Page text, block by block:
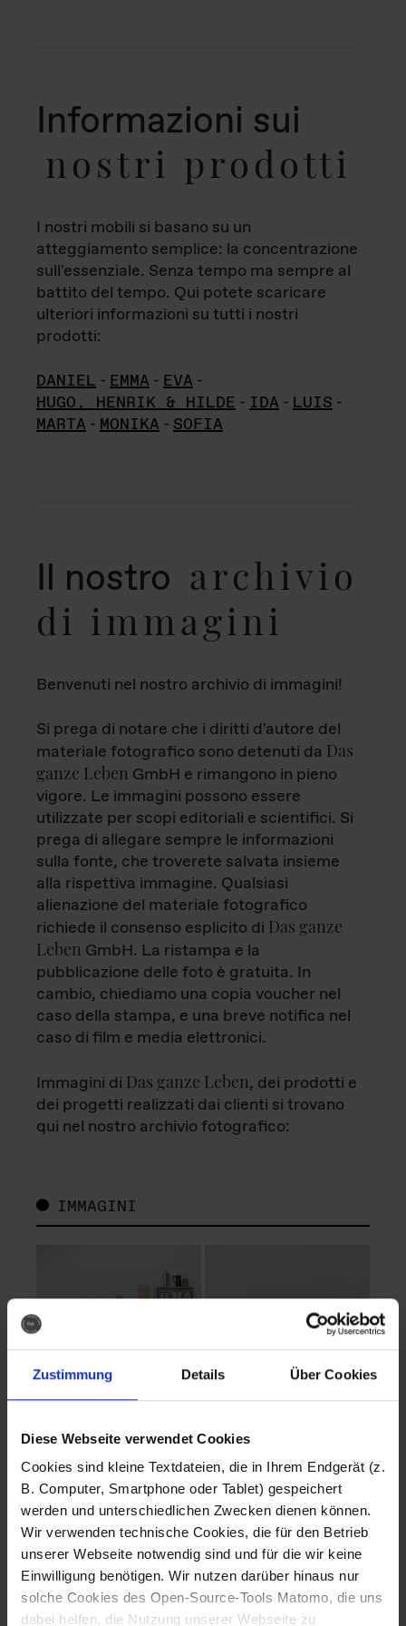
Zustimmung Details Über Cookies
Diese Webseite verwendet Cookies
Cookies sind kleine Textdateien, die in Ihrem Endgerät (z.
B. Computer, Smartphone oder Tablet) gespeichert
werden und unterschiedlichen Zwecken dienen können.
Wir verwenden technische Cookies, die für den Betrieb
unserer Webseite notwendig sind und für die wir keine
Einwilligung benötigen. Wir nutzen darüber hinaus nur
solche Cookies des Open-Source-Tools Matomo, die uns
dabei helfen, die Nutzung unserer Webseite zu
Informazioni sui
nostri prodotti
I nostri mobili si basano su un
atteggiamento semplice: la concentrazione
sull'essenziale. Senza tempo ma sempre al
battito del tempo. Qui potete scaricare
ulteriori informazioni su tutti i nostri
prodotti:
DANIEL - EMMA - EVA -
HUGO, HENRIK & HILDE - IDA - LUIS -
MARTA - MONIKA - SOFIA
Il nostro archivio
di immagini
Benvenuti nel nostro archivio di immagini!
Si prega di notare che i diritti d'autore del
materiale fotografico sono detenuti da Das
ganze Leben GmbH e rimangono in pieno
vigore. Le immagini possono essere
utilizzate per scopi editoriali e scientifici. Si
prega di allegare sempre le informazioni
sulla fonte, che troverete salvata insieme
alla rispettiva immagine. Qualsiasi
alienazione del materiale fotografico
richiede il consenso esplicito di Das ganze
Leben GmbH. La ristampa e la
pubblicazione delle foto è gratuita. In
cambio, chiediamo una copia voucher nel
caso della stampa, e una breve notifica nel
caso di film e media elettronici.
Immagini di Das ganze Leben, dei prodotti e
dei progetti realizzati dai clienti si trovano
qui nel nostro archivio fotografico:
IMMAGINI
Fotografo: Lorenz
Sternbach
Download
Fotografo: Lorenz
Sternbach
Download